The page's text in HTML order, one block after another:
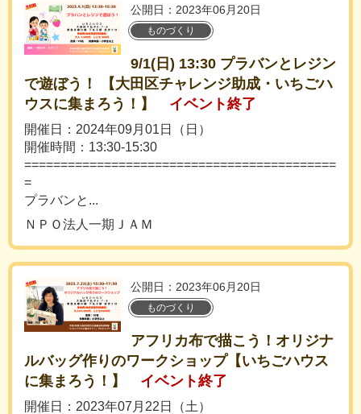
公開日：2023年06月20日
ものづくり
9/1(日) 13:30 プラバンとレジン
で遊ぼう！ 【大田区チャレンジ助成・いちごハ
ウスに集まろう！】
イベント終了
開催日：2024年09月01日（日）
開催時間：13:30-15:30
===========================================
=
プラバンと...
ＮＰＯ法人一期ＪＡＭ
公開日：2023年06月20日
ものづくり
アフリカ布で描こう！オリジナ
ルバッグ作りのワークショップ【いちごハウス
に集まろう！】
イベント終了
開催日：2023年07月22日（土）